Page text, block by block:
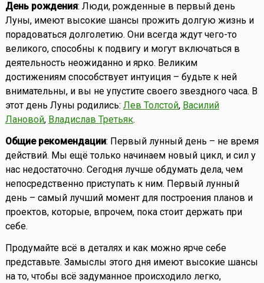
День рождения: Люди, рожденные в первый день
Луны, имеют высокие шансы прожить долгую жизнь и
порадоваться долголетию. Они всегда ждут чего-то
великого, способны к подвигу и могут включаться в
деятельность неожиданно и ярко. Великим
достижениям способствует интуиция – будьте к ней
внимательны, и вы не упустите своего звездного часа. В
этот день Луны родились: Лев Толстой, Василий
Лановой, Владислав Третьяк.
Общие рекомендации: Первый лунный день – не время
действий. Мы ещё только начинаем новый цикл, и сил у
нас недостаточно. Сегодня лучше обдумать дела, чем
непосредственно приступать к ним. Первый лунный
день – самый лучший момент для построения планов и
проектов, которые, впрочем, пока стоит держать при
себе.
Продумайте всё в деталях и как можно ярче себе
представьте. Замыслы этого дня имеют высокие шансы
на то, чтобы всё задуманное происходило легко,